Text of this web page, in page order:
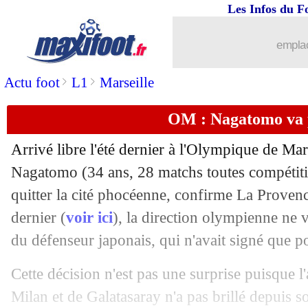
Actu foot> L1 > Marseille
Les Infos du
OM : Nagatomo
Arrivé libre l'été dernier à l'Olympique de
Nagatomo (34 ans, 28 matchs toutes
quitter la cité phocéenne, confirme La
dernier (voir ici), la direction olympienne ne
du défenseur japonais, qui n'avait signé que
Cette décision n'est pas une surprise puisque
Milan et de Galatasaray n'a pas brillé depuis
Allemagne : Flick, l'aveu de Bierhoff
11/05 Real: Mendy retourne à l'infirmerie
11/05 Juve: Buffon annonce son départ !
11/05 PSG: le club confirme pour Verratti
11/05 Milan : Ibra manquera les 2
11/05 Sondage MF: Thauvin aux Tigres,
Trophées UNFP : Benzema, Kanté